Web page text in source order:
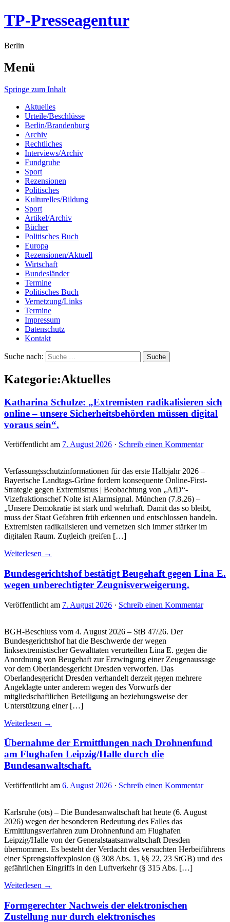
TP-Presseagentur
Berlin
Menü
Springe zum Inhalt
Aktuelles
Urteile/Beschlüsse
Berlin/Brandenburg
Archiv
Rechtliches
Interviews/Archiv
Fundgrube
Sport
Rezensionen
Politisches
Kulturelles/Bildung
Sport
Artikel/Archiv
Bücher
Politisches Buch
Europa
Rezensionen/Aktuell
Wirtschaft
Bundesländer
Termine
Politisches Buch
Vernetzung/Links
Termine
Impressum
Datenschutz
Kontakt
Suche nach:
Kategorie:Aktuelles
Katharina Schulze: „Extremisten radikalisieren sich
online – unsere Sicherheitsbehörden müssen digital
voraus sein“.
Veröffentlicht am 7. August 2026 · Schreib einen Kommentar
Verfassungsschutzinformationen für das erste Halbjahr 2026 –
Bayerische Landtags-Grüne fordern konsequente Online-First-
Strategie gegen Extremismus | Beobachtung von „AfD“-
Vizefraktionschef Nolte ist Alarmsignal. München (7.8.26) –
„Unsere Demokratie ist stark und wehrhaft. Damit das so bleibt,
muss der Staat Gefahren früh erkennen und entschlossen handeln.
Extremisten radikalisieren und vernetzen sich immer stärker im
digitalen Raum. Zugleich greifen […]
Weiterlesen →
Bundesgerichtshof bestätigt Beugehaft gegen Lina E.
wegen unberechtigter Zeugnisverweigerung.
Veröffentlicht am 7. August 2026 · Schreib einen Kommentar
BGH-Beschluss vom 4. August 2026 – StB 47/26. Der
Bundesgerichtshof hat die Beschwerde der wegen
linksextremistischer Gewalttaten verurteilten Lina E. gegen die
Anordnung von Beugehaft zur Erzwingung einer Zeugenaussage
vor dem Oberlandesgericht Dresden verworfen. Das
Oberlandesgericht Dresden verhandelt derzeit gegen mehrere
Angeklagte unter anderem wegen des Vorwurfs der
mitgliedschaftlichen Beteiligung an beziehungsweise der
Unterstützung einer […]
Weiterlesen →
Übernahme der Ermittlungen nach Drohnenfund
am Flughafen Leipzig/Halle durch die
Bundesanwaltschaft.
Veröffentlicht am 6. August 2026 · Schreib einen Kommentar
Karlsruhe (ots) – Die Bundesanwaltschaft hat heute (6. August
2026) wegen der besonderen Bedeutung des Falles das
Ermittlungsverfahren zum Drohnenfund am Flughafen
Leipzig/Halle von der Generalstaatsanwaltschaft Dresden
übernommen. Es besteht der Verdacht des versuchten Herbeiführens
einer Sprengstoffexplosion (§ 308 Abs. 1, §§ 22, 23 StGB) und des
gefährlichen Eingriffs in den Luftverkehr (§ 315 Abs. […]
Weiterlesen →
Formgerechter Nachweis der elektronischen
Zustellung nur durch elektronisches